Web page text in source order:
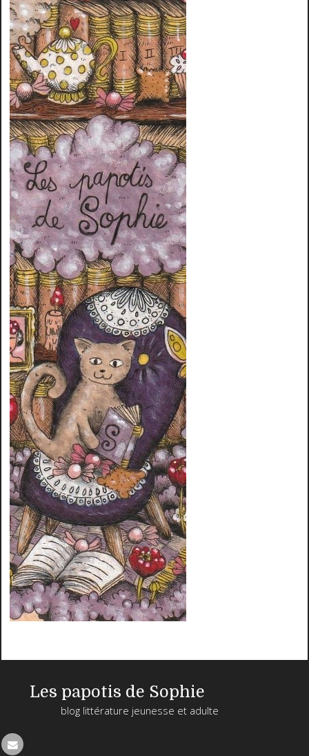
Les papotis de Sophie
blog littérature jeunesse et adulte